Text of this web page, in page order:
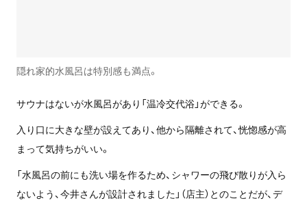
隠れ家的水風呂は特別感も満点。
サウナはないが水風呂があり「温冷交代浴」ができる。
入り口に大きな壁が設えてあり、他から隔離されて、恍惚感が高
まって気持ちがいい。
「水風呂の前にも洗い場を作るため、シャワーの飛び散りが入ら
ないよう、今井さんが設計されました」（店主）とのことだが、デ